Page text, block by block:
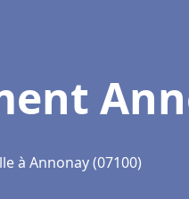
à Annonay (07100)